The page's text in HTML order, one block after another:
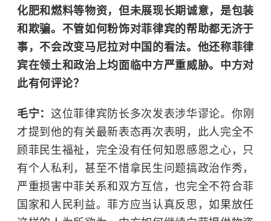
化肥和燃料等物资，但未展现长期诚意，是包装
和欺骗。不管如何粉饰对菲律宾的帮助都无济于
事，不会改变马尼拉对中国的看法。他还称菲律
宾在领土和政治上均面临中方严重威胁。中方对
此有何评论？
毛宁：这位菲律宾防长多次发表涉华谬论。你刚
才提到他的有关最新表态再次表明，此人完全不
顾菲民生福祉，完全没有任何知恩感恩之心，只
有个人私利，甚至不惜拿民生问题搞政治作秀，
严重损害中菲关系和双方互信，也完全不符合菲
国家和人民利益。菲方应当认真反思，如果放任